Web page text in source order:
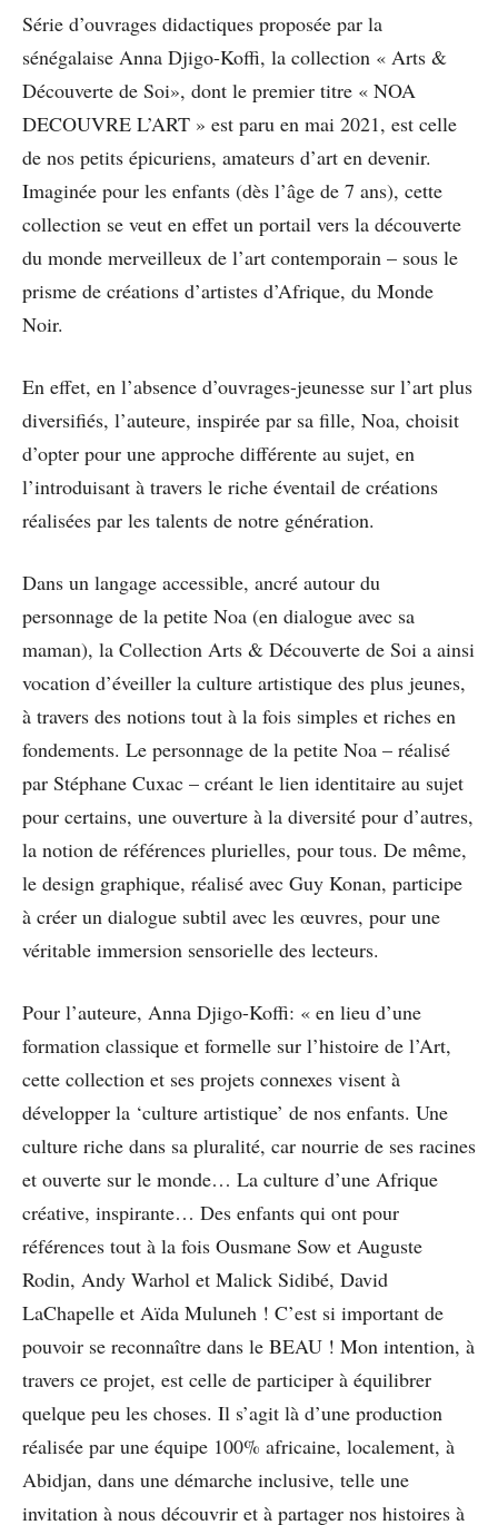
Série d’ouvrages didactiques proposée par la
sénégalaise Anna Djigo-Koffi, la collection « Arts &
Découverte de Soi», dont le premier titre « NOA
DECOUVRE L’ART » est paru en mai 2021, est celle
de nos petits épicuriens, amateurs d’art en devenir.
Imaginée pour les enfants (dès l’âge de 7 ans), cette
collection se veut en effet un portail vers la découverte
du monde merveilleux de l’art contemporain – sous le
prisme de créations d’artistes d’Afrique, du Monde
Noir.
En effet, en l’absence d’ouvrages-jeunesse sur l’art plus
diversifiés, l’auteure, inspirée par sa fille, Noa, choisit
d’opter pour une approche différente au sujet, en
l’introduisant à travers le riche éventail de créations
réalisées par les talents de notre génération.
Dans un langage accessible, ancré autour du
personnage de la petite Noa (en dialogue avec sa
maman), la Collection Arts & Découverte de Soi a ainsi
vocation d’éveiller la culture artistique des plus jeunes,
à travers des notions tout à la fois simples et riches en
fondements. Le personnage de la petite Noa – réalisé
par Stéphane Cuxac – créant le lien identitaire au sujet
pour certains, une ouverture à la diversité pour d’autres,
la notion de références plurielles, pour tous. De même,
le design graphique, réalisé avec Guy Konan, participe
à créer un dialogue subtil avec les œuvres, pour une
véritable immersion sensorielle des lecteurs.
Pour l’auteure, Anna Djigo-Koffi: « en lieu d’une
formation classique et formelle sur l’histoire de l’Art,
cette collection et ses projets connexes visent à
développer la ‘culture artistique’ de nos enfants. Une
culture riche dans sa pluralité, car nourrie de ses racines
et ouverte sur le monde… La culture d’une Afrique
créative, inspirante… Des enfants qui ont pour
références tout à la fois Ousmane Sow et Auguste
Rodin, Andy Warhol et Malick Sidibé, David
LaChapelle et Aïda Muluneh ! C’est si important de
pouvoir se reconnaître dans le BEAU ! Mon intention, à
travers ce projet, est celle de participer à équilibrer
quelque peu les choses. Il s’agit là d’une production
réalisée par une équipe 100% africaine, localement, à
Abidjan, dans une démarche inclusive, telle une
invitation à nous découvrir et à partager nos histoires à